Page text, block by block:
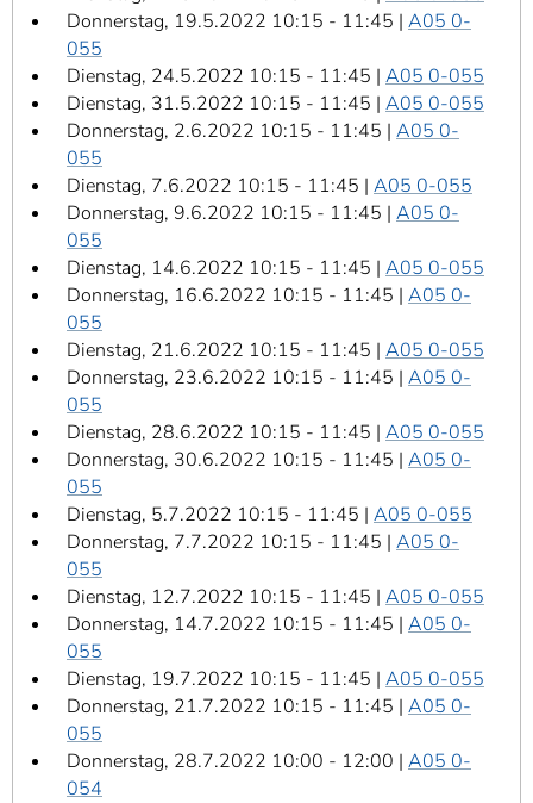
Donnerstag, 19.5.2022 10:15 - 11:45 | A05 0-
055
Dienstag, 24.5.2022 10:15 - 11:45 | A05 0-055
Dienstag, 31.5.2022 10:15 - 11:45 | A05 0-055
Donnerstag, 2.6.2022 10:15 - 11:45 | A05 0-
055
Dienstag, 7.6.2022 10:15 - 11:45 | A05 0-055
Donnerstag, 9.6.2022 10:15 - 11:45 | A05 0-
055
Dienstag, 14.6.2022 10:15 - 11:45 | A05 0-055
Donnerstag, 16.6.2022 10:15 - 11:45 | A05 0-
055
Dienstag, 21.6.2022 10:15 - 11:45 | A05 0-055
Donnerstag, 23.6.2022 10:15 - 11:45 | A05 0-
055
Dienstag, 28.6.2022 10:15 - 11:45 | A05 0-055
Donnerstag, 30.6.2022 10:15 - 11:45 | A05 0-
055
Dienstag, 5.7.2022 10:15 - 11:45 | A05 0-055
Donnerstag, 7.7.2022 10:15 - 11:45 | A05 0-
055
Dienstag, 12.7.2022 10:15 - 11:45 | A05 0-055
Donnerstag, 14.7.2022 10:15 - 11:45 | A05 0-
055
Dienstag, 19.7.2022 10:15 - 11:45 | A05 0-055
Donnerstag, 21.7.2022 10:15 - 11:45 | A05 0-
055
Donnerstag, 28.7.2022 10:00 - 12:00 | A05 0-
054